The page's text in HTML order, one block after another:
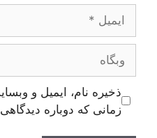
ذخیره نام، ایمیل و
زمانی که دوباره دیدگاهی